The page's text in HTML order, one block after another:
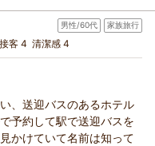
場の敷地の奥に位置して
境をおたのしみいただ
けるようスタッフ一同
ております。
（返信日：2026/07/06）
ったり旅（お食事無し）
/税込)
行にホテル・フロラシオ
男性/60代 家族旅行
接客 4 清潔感 4
、送迎バスのあるホテル
予約して駅で送迎バスを
かけていて名前は知って